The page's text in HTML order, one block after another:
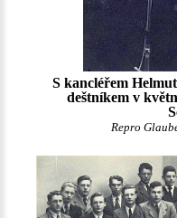
S kancléřem
deštníkem v
Repro